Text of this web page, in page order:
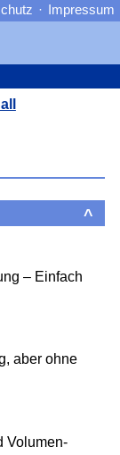
^
– Einfach
aber ohne
Volumen-
· Impressum